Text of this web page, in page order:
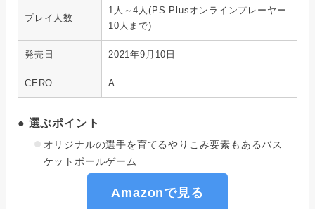
プレイ人数
1人～4人(PS Plusオンラインプレーヤー
10人まで)
発売日 2021年9月10日
CERO A
● 選ぶポイント
オリジナルの選手を育てるやりこみ要素もあるバス
ケットボールゲーム
Amazonで見る